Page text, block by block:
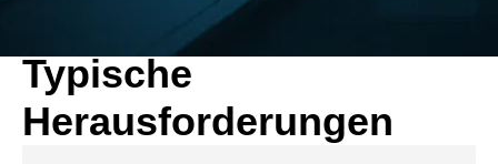
Künstliche Intelligenz
Typische
Herausforderungen